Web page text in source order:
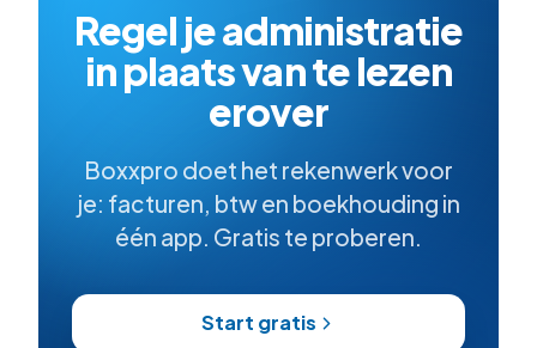
Regel je administratie
in plaats van te lezen
erover
Boxxpro doet het rekenwerk voor
je: facturen, btw en boekhouding in
één app. Gratis te proberen.
Start gratis